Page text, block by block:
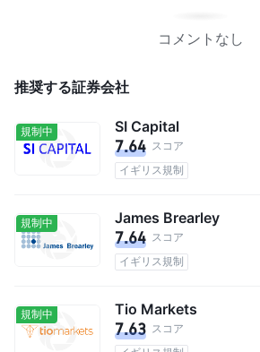
コメントなし
推奨する証券会社
規制中 SI Capital
7.64 スコア
イギリス規制
規制中 James Brearley
7.64 スコア
イギリス規制
規制中 Tio Markets
7.63 スコア